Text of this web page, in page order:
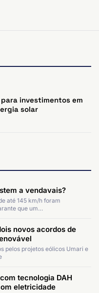
investimentos em
solar
a vendavais?
até 145 km/h foram
que um…
novos acordos de
pelos projetos eólicos Umari e
tecnologia DAH
eletricidade